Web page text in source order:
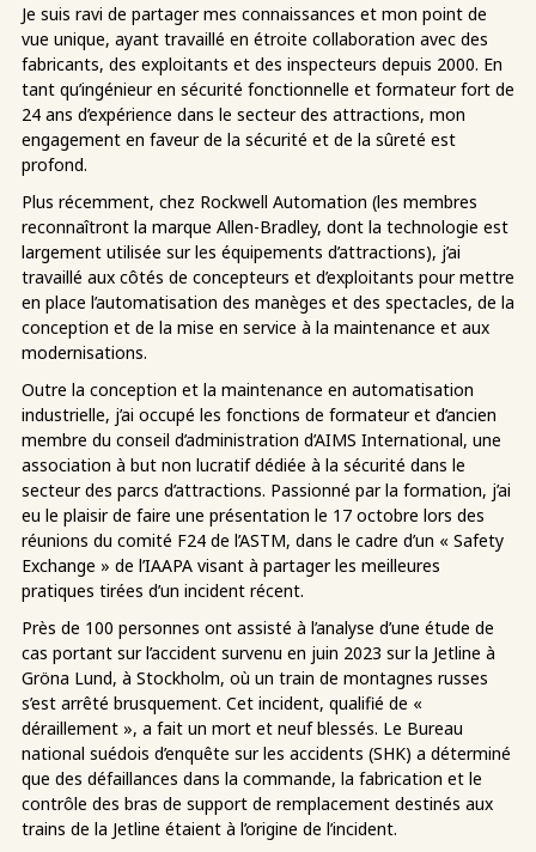
Je suis ravi de partager mes connaissances et mon point de
vue unique, ayant travaillé en étroite collaboration avec des
fabricants, des exploitants et des inspecteurs depuis 2000. En
tant qu’ingénieur en sécurité fonctionnelle et formateur fort de
24 ans d’expérience dans le secteur des attractions, mon
engagement en faveur de la sécurité et de la sûreté est
profond.
Plus récemment, chez Rockwell Automation (les membres
reconnaîtront la marque Allen-Bradley, dont la technologie est
largement utilisée sur les équipements d’attractions), j’ai
travaillé aux côtés de concepteurs et d’exploitants pour mettre
en place l’automatisation des manèges et des spectacles, de la
conception et de la mise en service à la maintenance et aux
modernisations.
Outre la conception et la maintenance en automatisation
industrielle, j’ai occupé les fonctions de formateur et d’ancien
membre du conseil d’administration d’AIMS International, une
association à but non lucratif dédiée à la sécurité dans le
secteur des parcs d’attractions. Passionné par la formation, j’ai
eu le plaisir de faire une présentation le 17 octobre lors des
réunions du comité F24 de l’ASTM, dans le cadre d’un « Safety
Exchange » de l’IAAPA visant à partager les meilleures
pratiques tirées d’un incident récent.
Près de 100 personnes ont assisté à l’analyse d’une étude de
cas portant sur l’accident survenu en juin 2023 sur la Jetline à
Gröna Lund, à Stockholm, où un train de montagnes russes
s’est arrêté brusquement. Cet incident, qualifié de «
déraillement », a fait un mort et neuf blessés. Le Bureau
national suédois d’enquête sur les accidents (SHK) a déterminé
que des défaillances dans la commande, la fabrication et le
contrôle des bras de support de remplacement destinés aux
trains de la Jetline étaient à l’origine de l’incident.